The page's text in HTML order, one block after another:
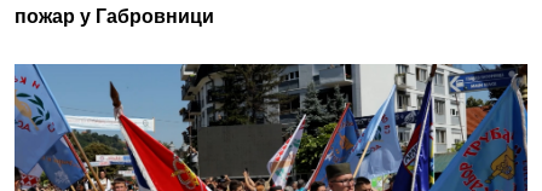
пожар у Габровници